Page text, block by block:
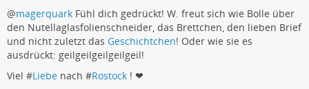
@magerquark Fühl dich gedrückt! W. freut sich wie Bolle über
den Nutellaglasfolienschneider, das Brettchen, den lieben Brief
und nicht zuletzt das Geschichtchen! Oder wie sie es
ausdrückt: geilgeilgeilgeilgeil!
Viel #Liebe nach #Rostock ! ❤